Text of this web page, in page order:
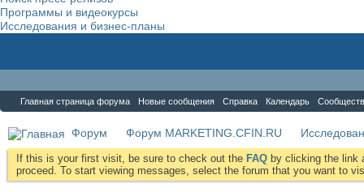
Программы и видеокурсы
Исследования и бизнес-планы
Главная страница форума Новые сообщения Справка Календарь
Форум Форум MARKETING.CFIN.RU
If this is your first visit, be sure to check out the FAQ by clicking the link
proceed. To start viewing messages, select the forum that you want to